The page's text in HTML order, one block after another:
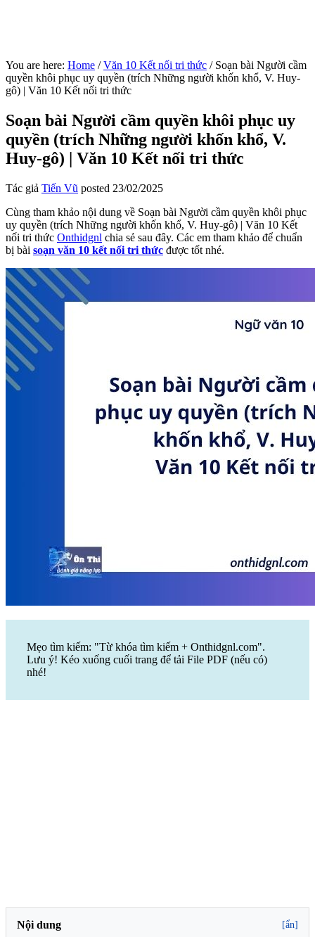
You are here: Home / Văn 10 Kết nối tri thức /Soạn bài Người cầm
quyền khôi phục uy quyền (trích Những người khốn khổ, V. Huy-
gô) | Văn 10 Kết nối tri thức
Soạn bài Người cầm quyền khôi phục uy
quyền (trích Những người khốn khổ, V.
Huy-gô) | Văn 10 Kết nối tri thức
Tác giả Tiến Vũ posted 23/02/2025
Cùng tham khảo nội dung về Soạn bài Người cầm quyền khôi phục
uy quyền (trích Những người khốn khổ, V. Huy-gô) | Văn 10 Kết
nối tri thức Onthidgnl chia sẻ sau đây. Các em tham khảo để chuẩn
bị bài soạn văn 10 kết nối tri thức được tốt nhé.
Mẹo tìm kiếm: "Từ khóa tìm kiếm + Onthidgnl.com".
Lưu ý! Kéo xuống cuối trang để tải File PDF (nếu có)
nhé!
Nội dung [ẩn]